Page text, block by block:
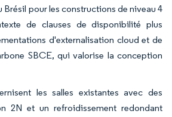
Brésil pour les constructions de niveau 4
de clauses de disponibilité plus
d'externalisation cloud et de
SBCE, qui valorise la conception
les salles existantes avec des
2N et un refroidissement redondant